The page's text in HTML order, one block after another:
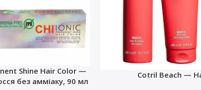
Shine Hair Color —
без амміаку, 90 мл
Cotril Beach —